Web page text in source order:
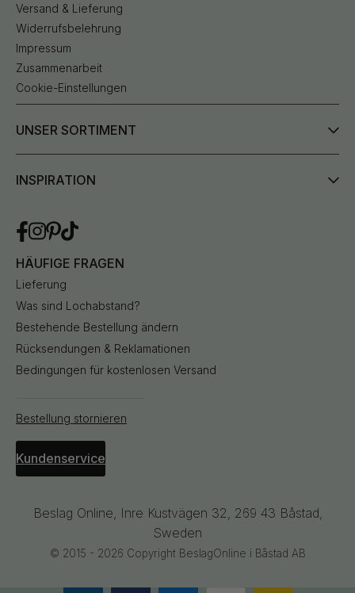
Versand & Lieferung
Widerrufsbelehrung
Impressum
Zusammenarbeit
Cookie-Einstellungen
UNSER SORTIMENT
INSPIRATION
HÄUFIGE FRAGEN
Lieferung
Was sind Lochabstand?
Bestehende Bestellung ändern
Rücksendungen & Reklamationen
Bedingungen für kostenlosen Versand
Bestellung stornieren
Kundenservice
Beslag Online, Inre Kustvägen 32, 269 43 Båstad,
Sweden
© 2015 - 2026 Copyright BeslagOnline i Båstad AB